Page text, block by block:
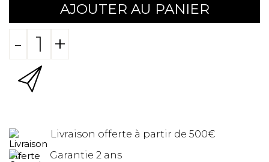
AJOUTER AU PANIER
- +
Livraison offerte à partir de 500€
Garantie 2 ans